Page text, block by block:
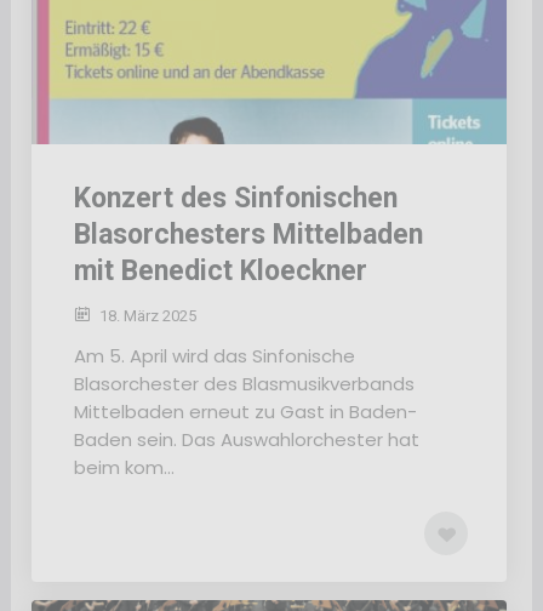
Konzert des Sinfonischen
Blasorchesters Mittelbaden
mit Benedict Kloeckner
18. März 2025
Am 5. April wird das Sinfonische
Blasorchester des Blasmusikverbands
Mittelbaden erneut zu Gast in Baden-
Baden sein. Das Auswahlorchester hat
beim kom...